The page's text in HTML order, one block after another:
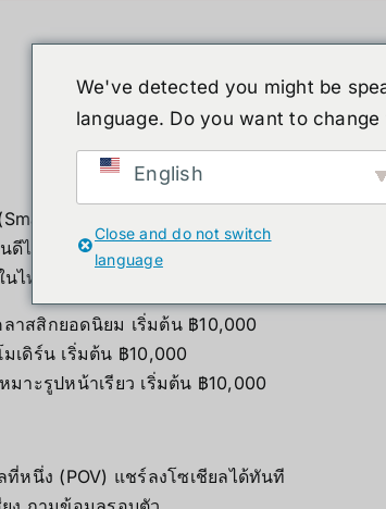
Glasses) จากความร่วมมือระหว่าง
ดีไซน์แว่นแฟชั่นสุดคลาสสิก เหมาะสำหรับครีเ
ไทย)
าสสิกยอดนิยม เริ่มต้น ฿10,000
เดิร์น เริ่มต้น ฿10,000
มาะรูปหน้าเรียว เริ่มต้น ฿10,000
หนึ่ง (POV) แชร์ลงโซเชียลได้ทันที
We've detected you might be
language. Do you want to change
English
Close and do not switch
language